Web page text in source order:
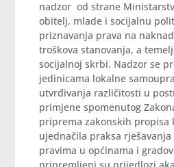
nadzor od strane
obitelj, mlade i socijalnu
priznavanja prava na
troškova stanovanja, a
socijalnoj skrbi. Nadzor se
jedinicama lokalne
utvrđivanja različitosti u
primjene spomenutog
priprema zakonskih propisa
ujednačila praksa
pravima u općinama i